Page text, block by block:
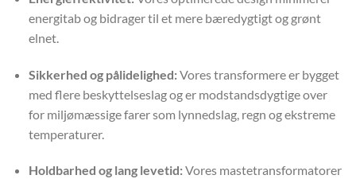
energitab og bidrager til et mere bæredygtigt og grønt
elnet.
Sikkerhed og pålidelighed:Vores transformere er bygget
med flere beskyttelseslag og er modstandsdygtige over
for miljømæssige farer som lynnedslag, regn og ekstreme
temperaturer.
Holdbarhed og lang levetid:Vores mastetransformatorer